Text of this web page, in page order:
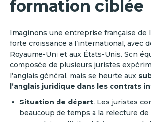
formation ciblée
Imaginons une entreprise française de
forte croissance à l’international, avec
Royaume-Uni et aux États-Unis. Son
composée de plusieurs juristes
l’anglais général, mais se heurte aux
l’anglais juridique dans les contrats
Situation de départ. Les juristes
beaucoup de temps à la relecture